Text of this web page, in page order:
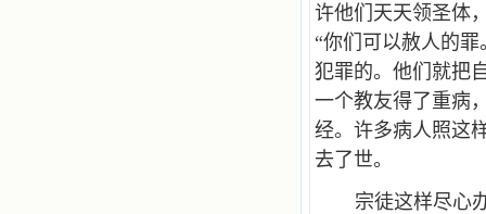
许他们天天领圣体
“你们可以赦人的
犯罪的。他们就把
一个教友得了重病
经。许多病人照这
去了世。
宗徒这样尽心